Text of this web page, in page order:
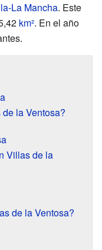
La Mancha. Este
km². En el año
la Ventosa?
Villas de la
de la Ventosa?